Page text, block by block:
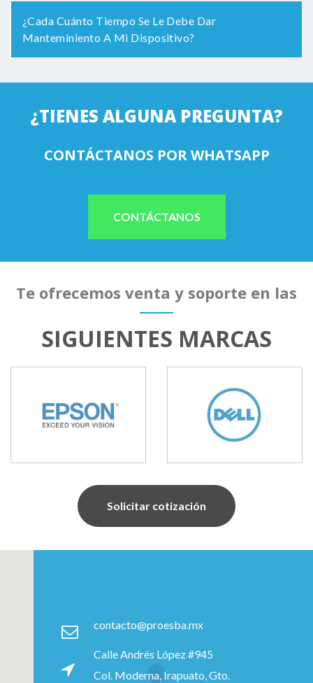
¿Cada Cuánto Tiempo Se Le Debe Dar
Manteminiento A Mi Dispositivo?
¿TIENES ALGUNA PREGUNTA?
CONTÁCTANOS POR WHATSAPP
CONTÁCTANOS
Te ofrecemos venta y soporte en las
SIGUIENTES MARCAS
Solicitar cotización
contacto@proesba.mx
Calle Andrés López #945
Col. Moderna, Irapuato, Gto.